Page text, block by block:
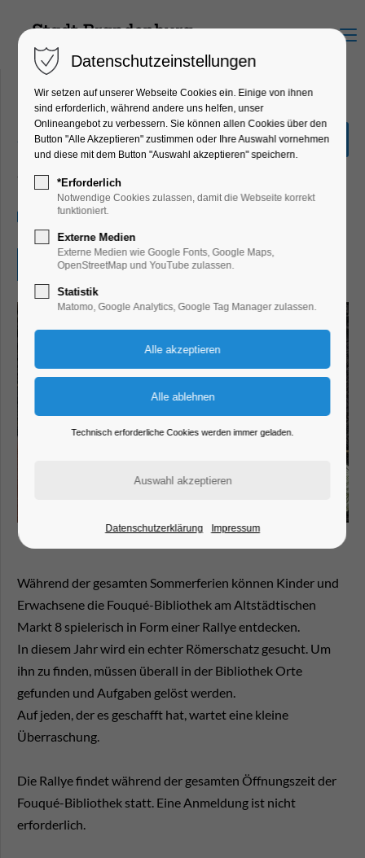
Menu
„Finde den Römerschatz“
Bildung, Vortrag, Ferienkalender, Kinder,
Jugend, Mitmach-Aktion
16.07.2026, 10:00–17:00
Eintritt frei
Während der gesamten Sommerferien können Kinder und
Erwachsene die Fouqué-Bibliothek am Altstädtischen
Markt 8 spielerisch in Form einer Rallye entdecken.
In diesem Jahr wird ein echter Römerschatz gesucht. Um
ihn zu finden, müssen überall in der Bibliothek Orte
gefunden und Aufgaben gelöst werden.
Auf jeden, der es geschafft hat, wartet eine kleine
Überraschung.
Die Rallye findet während der gesamten Öffnungszeit der
Fouqué-Bibliothek statt. Eine Anmeldung ist nicht
erforderlich.
Datenschutzeinstellungen
Wir setzen auf unserer Webseite Cookies ein. Einige von ihnen
sind erforderlich, während andere uns helfen, unser
Onlineangebot zu verbessern. Sie können allen Cookies über den
Button "Alle Akzeptieren" zustimmen oder Ihre Auswahl vornehmen
und diese mit dem Button "Auswahl akzeptieren" speichern.
*Erforderlich
Notwendige Cookies zulassen, damit die Webseite korrekt
funktioniert.
Externe Medien
Externe Medien wie Google Fonts, Google Maps,
OpenStreetMap und YouTube zulassen.
Statistik
Matomo, Google Analytics, Google Tag Manager zulassen.
Technisch erforderliche Cookies werden immer geladen.
Datenschutzerklärung Impressum